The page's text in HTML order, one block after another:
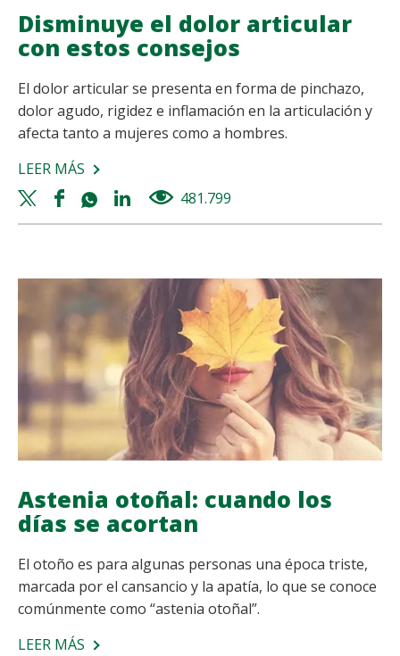
Disminuye el dolor articular
con estos consejos
El dolor articular se presenta en forma de pinchazo,
dolor agudo, rigidez e inflamación en la articulación y
afecta tanto a mujeres como a hombres.
LEER MÁS SOBRE
DISMINUYE
EL
CON
CONSEJOS
Twitter
share
Facebook
share
Whatsapp
share
Linkedin
share
481.799
Astenia otoñal: cuando los
días se acortan
El otoño es para algunas personas una época triste,
marcada por el cansancio y la apatía, lo que se conoce
comúnmente como “astenia otoñal”.
LEER MÁS SOBRE